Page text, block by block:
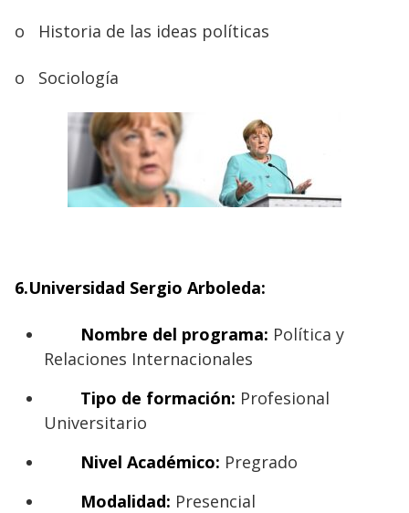
o Historia de las ideas políticas
o Sociología
6.Universidad Sergio Arboleda:
Nombre del programa: Política y
Relaciones Internacionales
Tipo de formación: Profesional
Universitario
Nivel Académico: Pregrado
Modalidad: Presencial